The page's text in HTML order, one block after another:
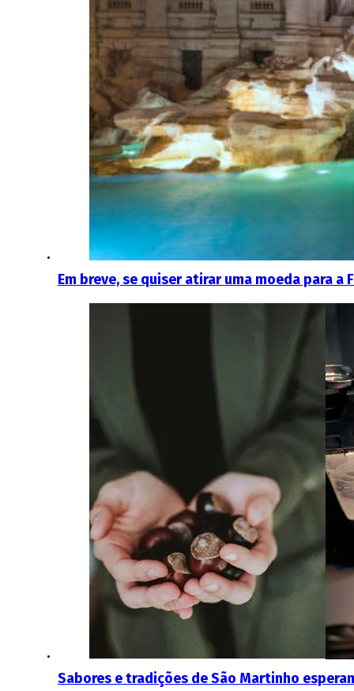
Em breve, se quiser atirar uma moeda para
Sabores e tradições de São Martinho